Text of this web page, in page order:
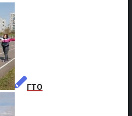
ГТО